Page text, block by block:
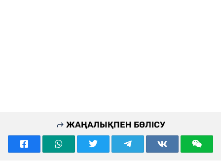
ЖАҢАЛЫҚПЕН БӨЛІСУ